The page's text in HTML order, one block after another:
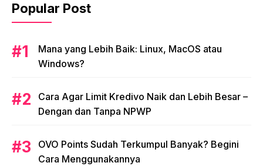
Popular Post
Mana yang Lebih Baik: Linux, MacOS atau
Windows?
Cara Agar Limit Kredivo Naik dan Lebih Besar –
Dengan dan Tanpa NPWP
OVO Points Sudah Terkumpul Banyak? Begini
Cara Menggunakannya